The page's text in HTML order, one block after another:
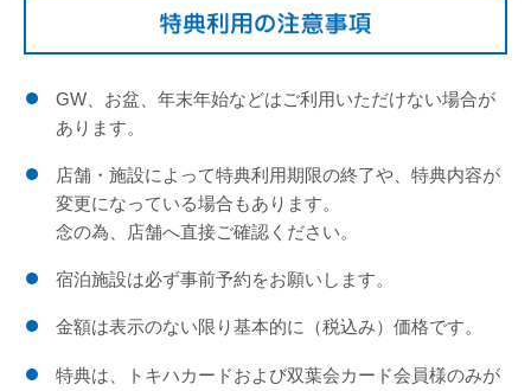
GW、お盆、年末年始などはご利用いただけない場合が
あります。
店舗・施設によって特典利用期限の終了や、特典内容が
変更になっている場合もあります。
念の為、店舗へ直接ご確認ください。
宿泊施設は必ず事前予約をお願いします。
金額は表示のない限り基本的に（税込み）価格です。
特典は、トキハカードおよび双葉会カード会員様のみが